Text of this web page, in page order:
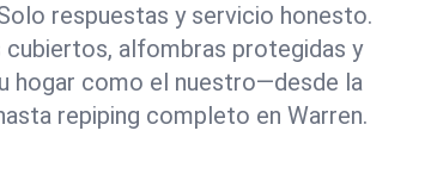
respuestas y servicio honesto.
cubiertos, alfombras protegidas y
hogar como el nuestro—desde la
repiping completo en Warren.